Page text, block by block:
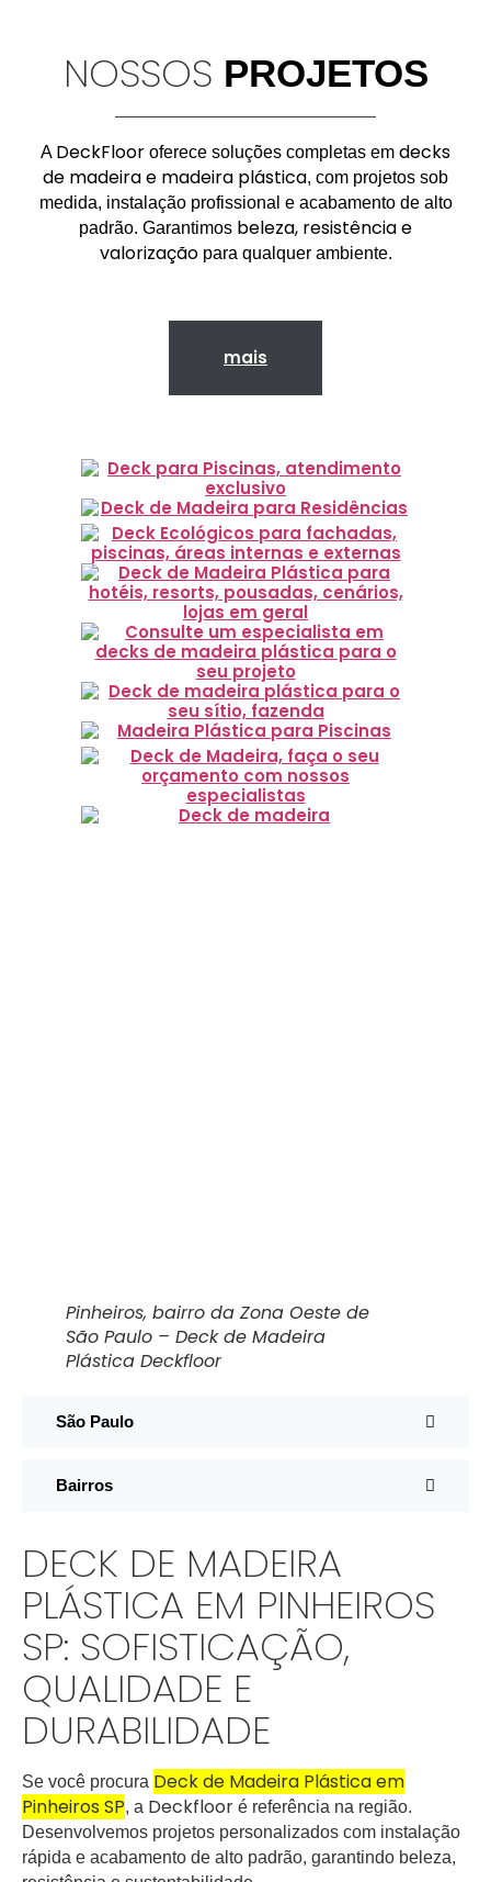
NOSSOS PROJETOS
A DeckFloor oferece soluções completas em decks
de madeira e madeira plástica, com projetos sob
medida, instalação profissional e acabamento de alto
padrão. Garantimos beleza, resistência e
valorizaçãopara qualquer ambiente.
mais
Pinheiros, bairro da Zona Oeste de
São Paulo – Deck de Madeira
Plástica Deckfloor
São Paulo
Bairros
DECK DE MADEIRA
PLÁSTICA EM PINHEIROS
SP: SOFISTICAÇÃO,
QUALIDADE E
DURABILIDADE
Se você procura Deck de Madeira Plástica em
Pinheiros SP, a Deckfloor é referência na região.
Desenvolvemos projetos personalizados com instalação
rápida e acabamento de alto padrão, garantindo beleza,